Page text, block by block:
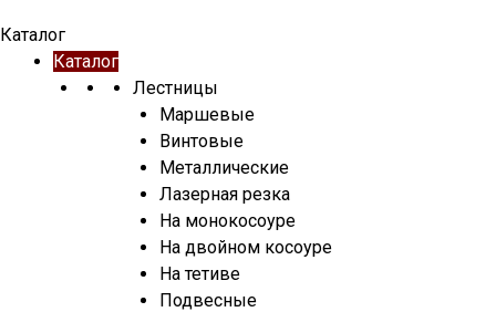
Каталог
Каталог
Лестницы
Маршевые
Винтовые
Металлические
Лазерная резка
На монокосоуре
На двойном косоуре
На тетиве
Подвесные